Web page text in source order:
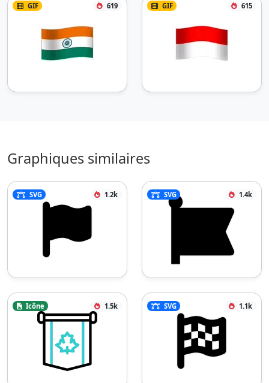
GIF 619 GIF 615
Graphiques similaires
SVG 1.2k SVG 1.4k
Icône 1.5k SVG 1.1k